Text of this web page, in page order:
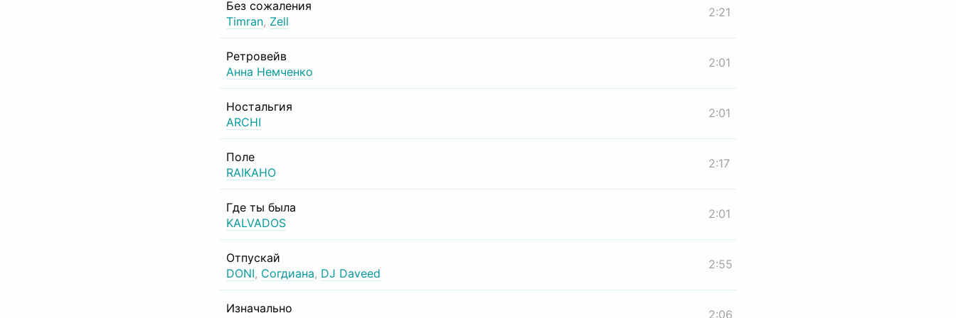
Без сожаления
Timran, Zell
2:21
Ретровейв
Анна Немченко
2:01
Ностальгия
ARCHI
2:01
Поле
RAIKAHO
2:17
Где ты была
KALVADOS
2:01
Отпускай
DONI, Согдиана, DJ Daveed
2:55
Изначально
2:06